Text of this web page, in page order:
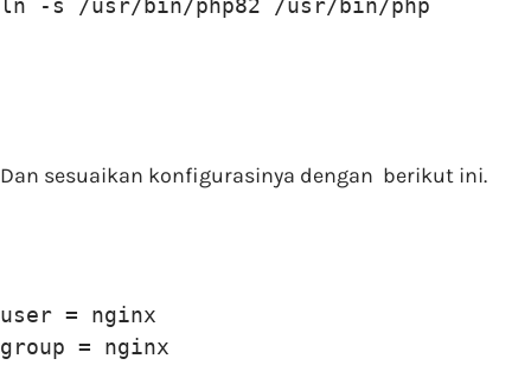
ln -s /usr/bin/php82 /usr/bin/php
Dan sesuaikan konfigurasinya dengan berikut ini.
user = nginx
group = nginx